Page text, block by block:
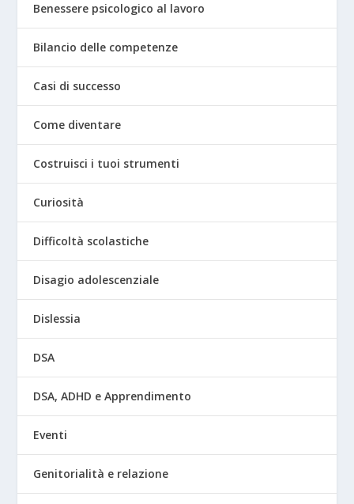
Benessere psicologico al lavoro
Bilancio delle competenze
Casi di successo
Come diventare
Costruisci i tuoi strumenti
Curiosità
Difficoltà scolastiche
Disagio adolescenziale
Dislessia
DSA
DSA, ADHD e Apprendimento
Eventi
Genitorialità e relazione